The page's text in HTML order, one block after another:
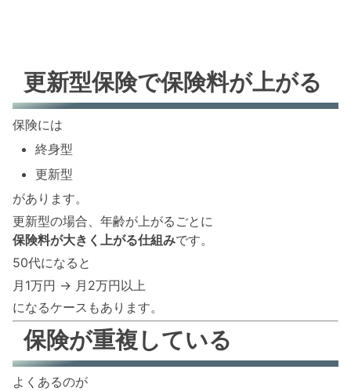
更新型保険で保険料が上がる
保険には
終身型
更新型
があります。
更新型の場合、年齢が上がるごとに
保険料が大きく上がる仕組みです。
50代になると
月1万円 → 月2万円以上
になるケースもあります。
保険が重複している
よくあるのが